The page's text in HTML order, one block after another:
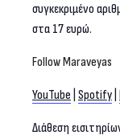
συγκεκριμένο
στα 17 ευρώ.
FollowMaraveyas
YouTube Spotify
Διάθεση